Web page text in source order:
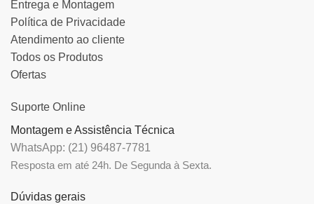
Entrega e Montagem
Política de Privacidade
Atendimento ao cliente
Todos os Produtos
Ofertas
Suporte Online
Montagem e Assistência Técnica
WhatsApp: (21) 96487-7781
Resposta em até 24h. De Segunda à Sexta.
Dúvidas gerais